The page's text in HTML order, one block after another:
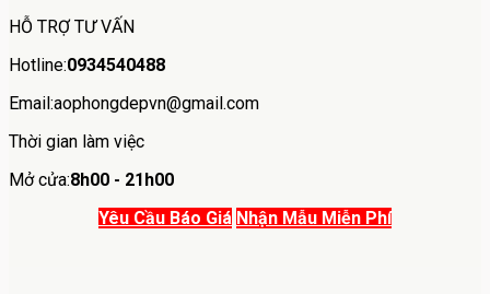
HỖ TRỢ TƯ VẤN
Hotline:0934540488
Email:aophongdepvn@gmail.com
Thời gian làm việc
Mở cửa:8h00 - 21h00
Yêu Cầu Báo Giá Nhận Mẫu Miễn Phí